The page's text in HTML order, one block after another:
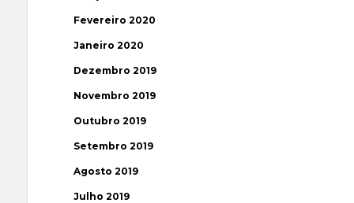
Fevereiro 2020
Janeiro 2020
Dezembro 2019
Novembro 2019
Outubro 2019
Setembro 2019
Agosto 2019
Julho 2019